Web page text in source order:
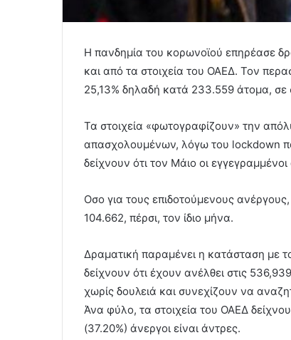
Η πανδημία του κορωνοϊού επηρέασε
και από τα στοιχεία του ΟΑΕΔ. Τον
25,13% δηλαδή κατά 233.559 άτομα, σε
Τα στοιχεία «φωτογραφίζουν» την
απασχολουμένων, λόγω του lockdown
δείχνουν ότι τον Μάιο οι
Οσο για τους επιδοτούμενους
104.662, πέρσι, τον ίδιο μήνα.
Δραματική παραμένει η κατάσταση με
δείχνουν ότι έχουν ανέλθει στις
χωρίς δουλειά και συνεχίζουν να
Άνα φύλο, τα στοιχεία του ΟΑΕΔ
(37.20%) άνεργοι είναι άντρες.